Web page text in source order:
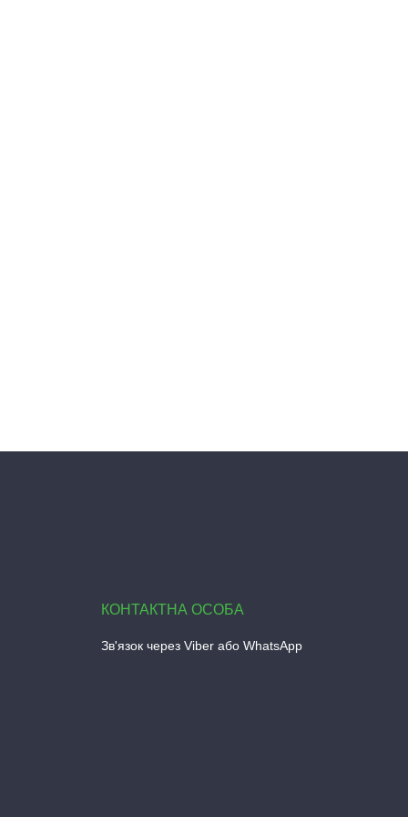
Зв'язок через Viber або WhatsApp